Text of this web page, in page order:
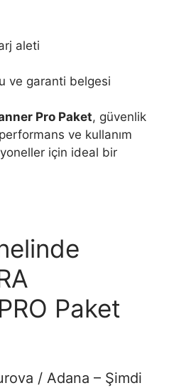
aleti
ve garanti belgesi
Pro Paket, güvenlik
ve kullanım
için ideal bir
Paket
/ Adana – Şimdi